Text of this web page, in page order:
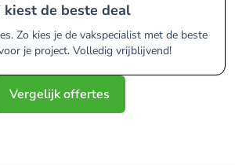
kiest de beste deal
Zo kies je de vakspecialist met de beste
je project. Volledig vrijblijvend!
Vergelijk offertes